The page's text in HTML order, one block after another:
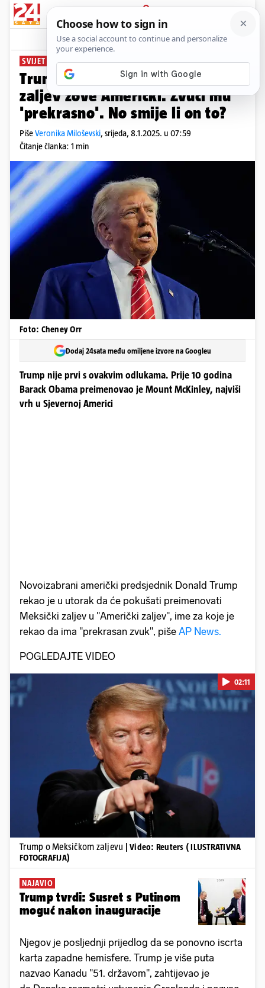
PRIJAVA
News Komentari
SVIJET PO TRUMPU
Trump bi htio i da se Meksički
zaljev zove Američki. Zvuči mu
'prekrasno'. No smije li on to?
PišeVeronika Miloševski, srijeda, 8.1.2025. u 07:59
Čitanje članka: 1 min
Foto: Cheney Orr
Dodaj 24sata među omiljene izvore na Googleu
Trump nije prvi s ovakvim odlukama. Prije 10 godina
Barack Obama preimenovao je Mount McKinley, najviši
vrh u Sjevernoj Americi
Novoizabrani američki predsjednik Donald Trump
rekao je u utorak da će pokušati preimenovati
Meksički zaljev u "Američki zaljev", ime za koje je
rekao da ima "prekrasan zvuk", piše AP News.
POGLEDAJTE VIDEO
Pokretanje videa...
02:11
Trump o Meksičkom zaljevu
| Video: Reuters ( ILUSTRATIVNA
FOTOGRAFIJA)
NAJAVIO
Trump tvrdi: Susret s Putinom
moguć nakon inauguracije
Njegov je posljednji prijedlog da se ponovno iscrta
karta zapadne hemisfere. Trump je više puta
nazvao Kanadu "51. državom", zahtijevao je